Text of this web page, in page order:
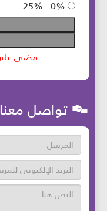
تواصل معنا